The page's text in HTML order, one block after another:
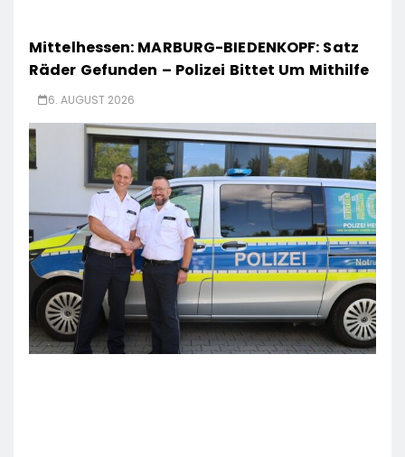
Mittelhessen: MARBURG-BIEDENKOPF: Satz
Räder Gefunden – Polizei Bittet Um Mithilfe
6. AUGUST 2026